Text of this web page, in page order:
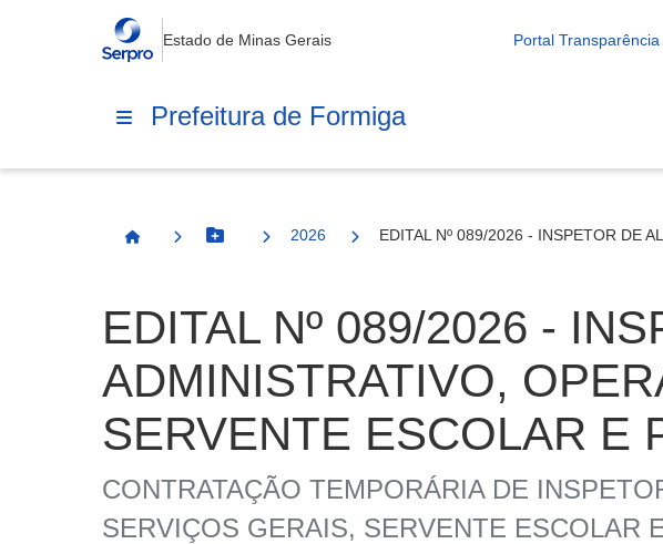
Estado de Minas Gerais Portal Transparência
Prefeitura de Formiga
Página InicialBotão Menu
2026 EDITAL Nº 089/2026 - INSPETOR DE
EDITAL Nº 089/2026 -
ADMINISTRATIVO,
SERVENTE ESCOLAR E
CONTRATAÇÃO TEMPORÁRIA DE
SERVIÇOS GERAIS, SERVENTE ESCOLAR